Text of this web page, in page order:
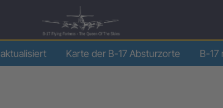
Karte der B-17 Absturzorte B-17